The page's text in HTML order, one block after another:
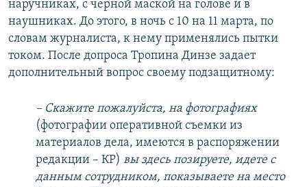
наручниках, с черной маской на голове и в
наушниках. До этого, в ночь с 10 на 11 марта, по
словам журналиста, к нему применялись пытки
током. После допроса Тропина Динзе задает
дополнительный вопрос своему подзащитному:
– Скажите пожалуйста, на фотографиях
(фотографии оперативной съемки из
материалов дела, имеются в распоряжении
редакции – КР) вы здесь позируете, идете с
данным сотрудником, показываете на место